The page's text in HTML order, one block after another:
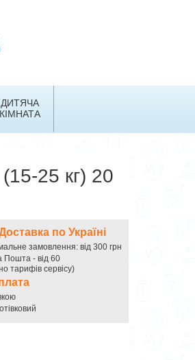
ДИТЯЧА
КІМНАТА
25 кг) 20
по Україні
замовлення: від 300 грн
Пошта - від 60
тарифів сервісу)